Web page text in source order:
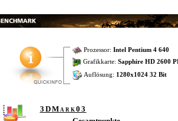
Prozessor: Intel Pentium 4 640
Grafikkarte: Sapphire HD 2600
Auflösung: 1280x1024 32 Bit
3DMark03